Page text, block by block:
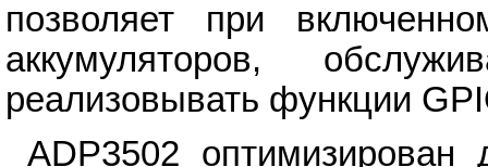
позволяет при
аккумуляторов,
реализовывать функции
ADP3502